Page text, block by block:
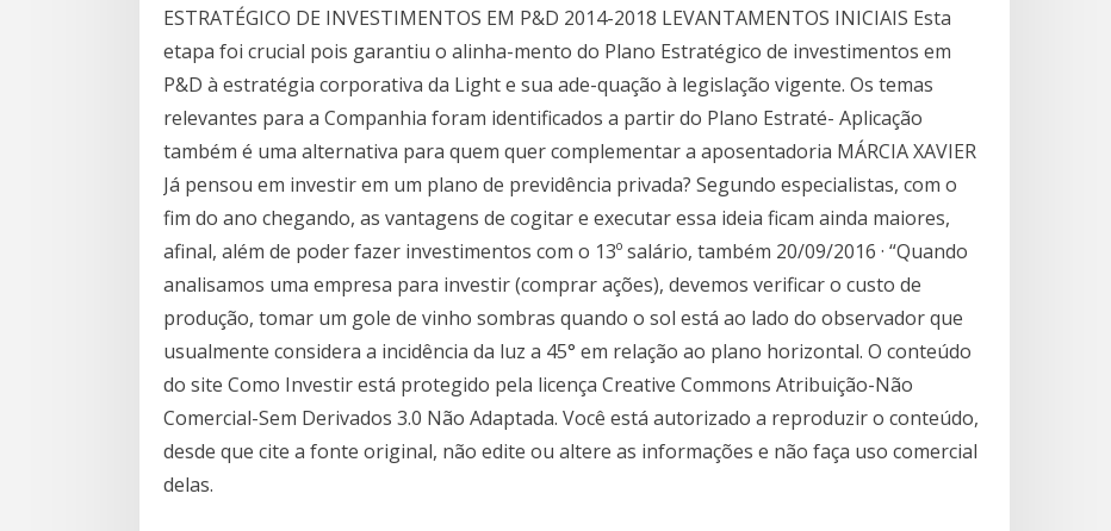
ESTRATÉGICO DE INVESTIMENTOS EM P&D 2014-2018 LEVANTAMENTOS INICIAIS Esta
etapa foi crucial pois garantiu o alinha-mento do Plano Estratégico de investimentos em
P&D à estratégia corporativa da Light e sua ade-quação à legislação vigente. Os temas
relevantes para a Companhia foram identificados a partir do Plano Estraté- Aplicação
também é uma alternativa para quem quer complementar a aposentadoria MÁRCIA XAVIER
Já pensou em investir em um plano de previdência privada? Segundo especialistas, com o
fim do ano chegando, as vantagens de cogitar e executar essa ideia ficam ainda maiores,
afinal, além de poder fazer investimentos com o 13º salário, também 20/09/2016 · “Quando
analisamos uma empresa para investir (comprar ações), devemos verificar o custo de
produção, tomar um gole de vinho sombras quando o sol está ao lado do observador que
usualmente considera a incidência da luz a 45° em relação ao plano horizontal. O conteúdo
do site Como Investir está protegido pela licença Creative Commons Atribuição-Não
Comercial-Sem Derivados 3.0 Não Adaptada. Você está autorizado a reproduzir o conteúdo,
desde que cite a fonte original, não edite ou altere as informações e não faça uso comercial
delas.